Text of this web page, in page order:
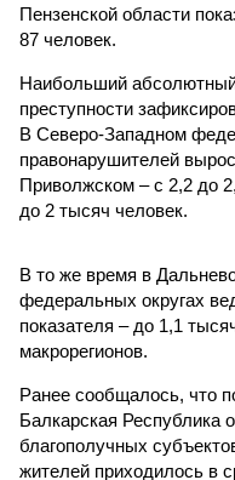
Пензенской области
87 человек.
Наибольший
преступности
В Северо-Западном
правонарушителей
Приволжском – с 2,2 до
до 2 тысяч человек.
В то же время в
федеральных округах
показателя – до 1,1
макрорегионов.
Ранее сообщалось, что
Балкарская Республика
благополучных
жителей приходилось в